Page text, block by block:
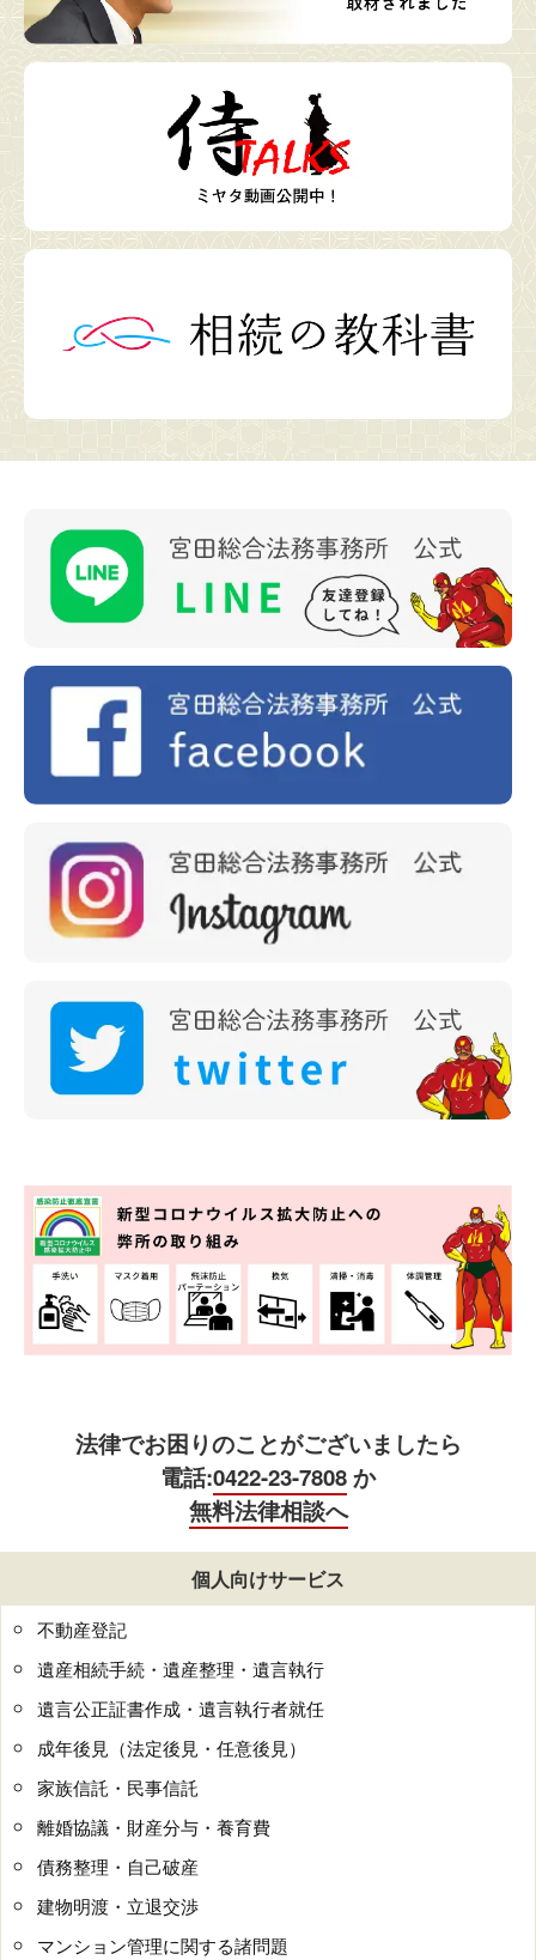
法律でお困りのことがございましたら
電話:0422-23-7808か
無料法律相談へ
個人向けサービス
不動産登記
遺産相続手続・遺産整理・遺言執行
遺言公正証書作成・遺言執行者就任
成年後見（法定後見・任意後見）
家族信託・民事信託
離婚協議・財産分与・養育費
債務整理・自己破産
建物明渡・立退交渉
マンション管理に関する諸問題